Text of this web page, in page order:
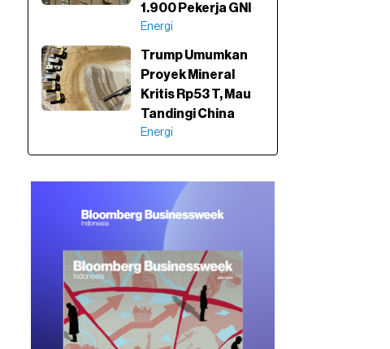
1.900 Pekerja GNI
Energi
Trump Umumkan
Proyek Mineral
Kritis Rp53 T, Mau
Tandingi China
Energi